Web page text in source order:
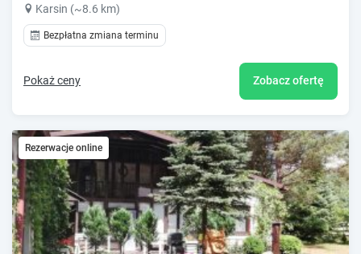
Karsin (~8.6 km)
Bezpłatna zmiana terminu
Pokaż ceny Zobacz ofertę
Rezerwacje online